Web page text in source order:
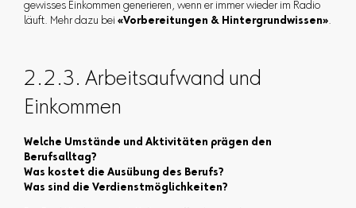
gewisses Einkommen generieren, wenn er immer wieder im Radio
läuft. Mehr dazu bei «Vorbereitungen & Hintergrundwissen».
2.2.3. Arbeitsaufwand und
Einkommen
Welche Umstände und Aktivitäten prägen den
Berufsalltag?
Was kostet die Ausübung des Berufs?
Was sind die Verdienstmöglichkeiten?